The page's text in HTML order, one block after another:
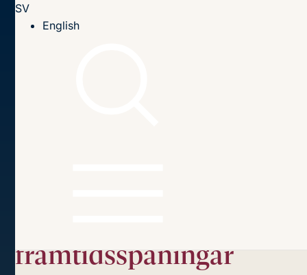
SV
English
framtidsspaningar